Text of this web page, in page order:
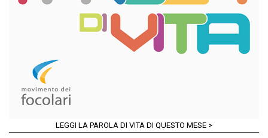
LEGGI LA PAROLA DI VITA DI QUESTO MESE >